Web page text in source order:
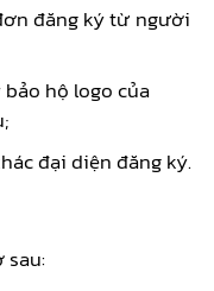
đăng ký từ người
hộ logo của
đại diện đăng ký.